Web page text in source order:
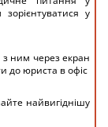
у
з ним через екран
до юриста в офіс
найвигіднішу